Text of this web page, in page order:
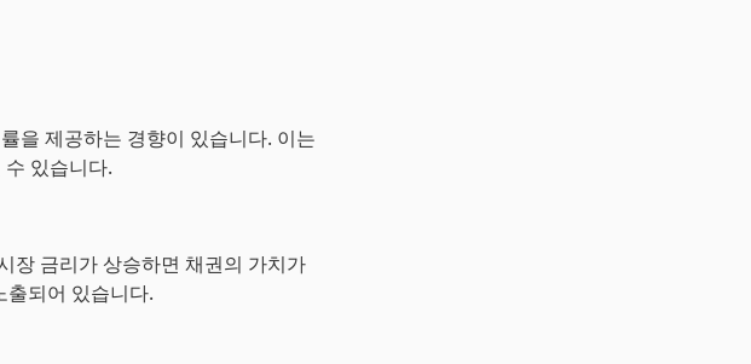
을 제공하는 경향이 있습니다. 이는
있습니다.
장 금리가 상승하면 채권의 가치가
출되어 있습니다.